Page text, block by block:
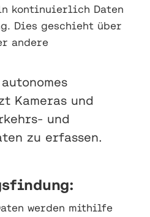
kontinuierlich Daten
Dies geschieht über
andere
Kameras und
und
zu erfassen.
werden mithilfe